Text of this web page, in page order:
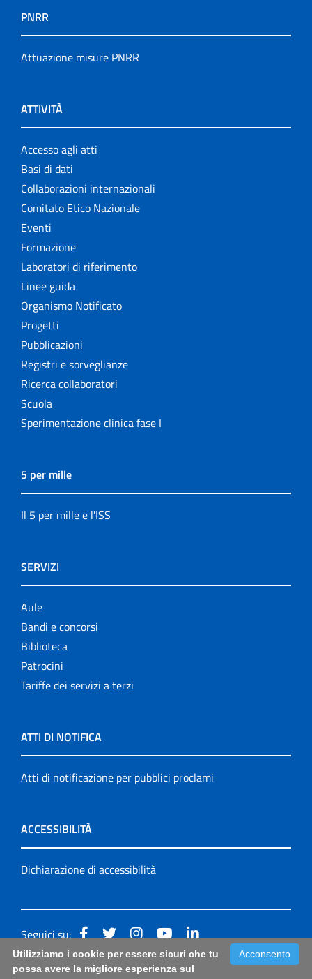
PNRR
Attuazione misure PNRR
ATTIVITÀ
Accesso agli atti
Basi di dati
Collaborazioni internazionali
Comitato Etico Nazionale
Eventi
Formazione
Laboratori di riferimento
Linee guida
Organismo Notificato
Progetti
Pubblicazioni
Registri e sorveglianze
Ricerca collaboratori
Scuola
Sperimentazione clinica fase I
5 per mille
Il 5 per mille e l'ISS
SERVIZI
Aule
Bandi e concorsi
Biblioteca
Patrocini
Tariffe dei servizi a terzi
ATTI DI NOTIFICA
Atti di notificazione per pubblici proclami
ACCESSIBILITÀ
Dichiarazione di accessibilità
Seguici su:
Accessibilità: form di segnalazione di prima istanza per
Acconsento
Utilizziamo i cookie per essere sicuri che tu
possa avere la migliore esperienza sul